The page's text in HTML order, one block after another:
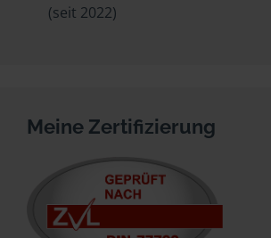
(seit 2022)
Meine Zertifizierung